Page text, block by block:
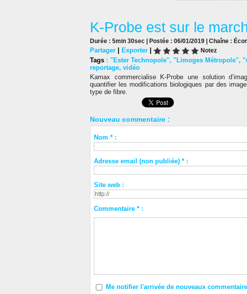
K-Probe est sur le
Durée : 5min 30sec | Postée : 06/01/2019 | Chaîne :
Partager | Exporter | Notez
Tags : "Ester Technopole", "Limoges Métropole",
reportage, vidéo
Kamax commercialise K-Probe une solution
quantifier les modifications biologiques par des
type de fibre.
Nouveau commentaire :
Nom * :
Adresse email (non publiée) * :
Site web :
Commentaire * :
Me notifier l'arrivée de nouveaux